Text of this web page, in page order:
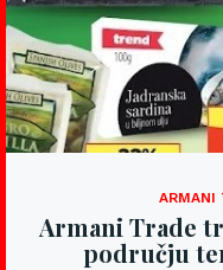
ARMANI
Armani Trade
području